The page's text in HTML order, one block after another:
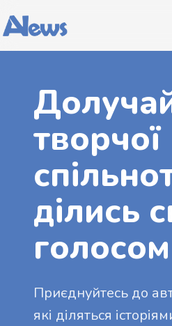
творчої
ділись
голосом
Приєднуйтесь до
які діляться